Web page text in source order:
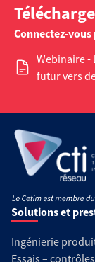
Connectez-
Webinaire -
futur vers
Solutions et
Ingénierie
Essais –